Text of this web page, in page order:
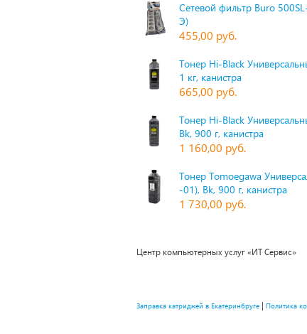
Сетевой фильтр Buro
Э)
455,00 руб.
Тонер Hi-Black
1 кг, канистра
665,00 руб.
Тонер Hi-Black
Bk, 900 г, канистра
1 160,00 руб.
Тонер Tomoegawa
-01), Bk, 900 г, канистра
1 730,00 руб.
Центр компьютерных услуг «ИТ Сервис»
Заправка катриджей в Екатеринбруге | Политика